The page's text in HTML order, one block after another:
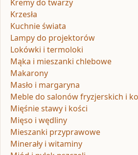
Kremy do twarzy
Krzesła
Kuchnie świata
Lampy do projektorów
Lokówki i termoloki
Mąka i mieszanki chlebowe
Makarony
Masło i margaryna
Meble do salonów fryzjerskich i
Mięśnie stawy i kości
Mięso i wędliny
Mieszanki przyprawowe
Minerały i witaminy